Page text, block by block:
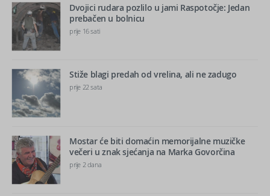
Dvojici rudara pozlilo u jami Raspotočje: Jedan
prebačen u bolnicu
prije 16 sati
Stiže blagi predah od vrelina, ali ne zadugo
prije 22 sata
Mostar će biti domaćin memorijalne muzičke
večeri u znak sjećanja na Marka Govorčina
prije 2 dana